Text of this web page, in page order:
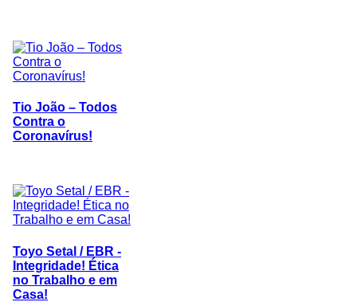
Tio João – Todos
Contra o
Coronavírus!
Toyo Setal / EBR -
Integridade! Ética
no Trabalho e em
Casa!